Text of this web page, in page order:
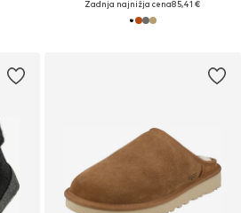
Zadnja najnižja cena85,41 €